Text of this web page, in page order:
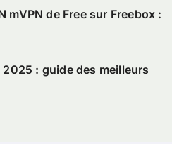
mVPN de Free sur Freebox :
: guide des meilleurs